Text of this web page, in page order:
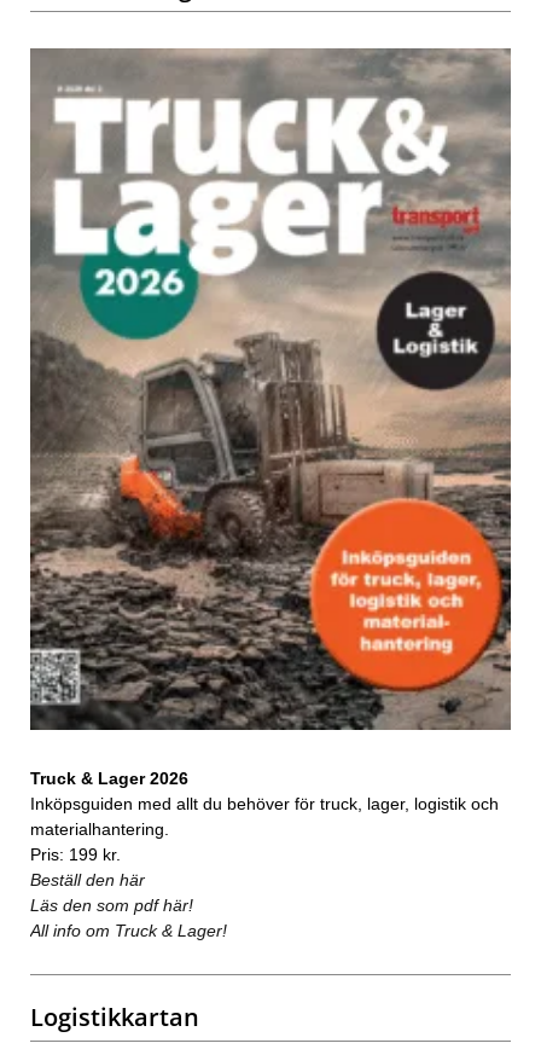
Truck & Lager 2026
Inköpsguiden med allt du behöver för truck, lager, logistik och
materialhantering.
Pris: 199 kr.
Beställ den här
Läs den som pdf här!
All info om Truck & Lager!
Logistikkartan